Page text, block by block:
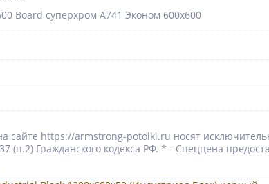
Board суперхром А741 Эконом 600x600
сайте https://armstrong-potolki.ru носят
(п.2) Гражданского кодекса РФ. * - Спеццена